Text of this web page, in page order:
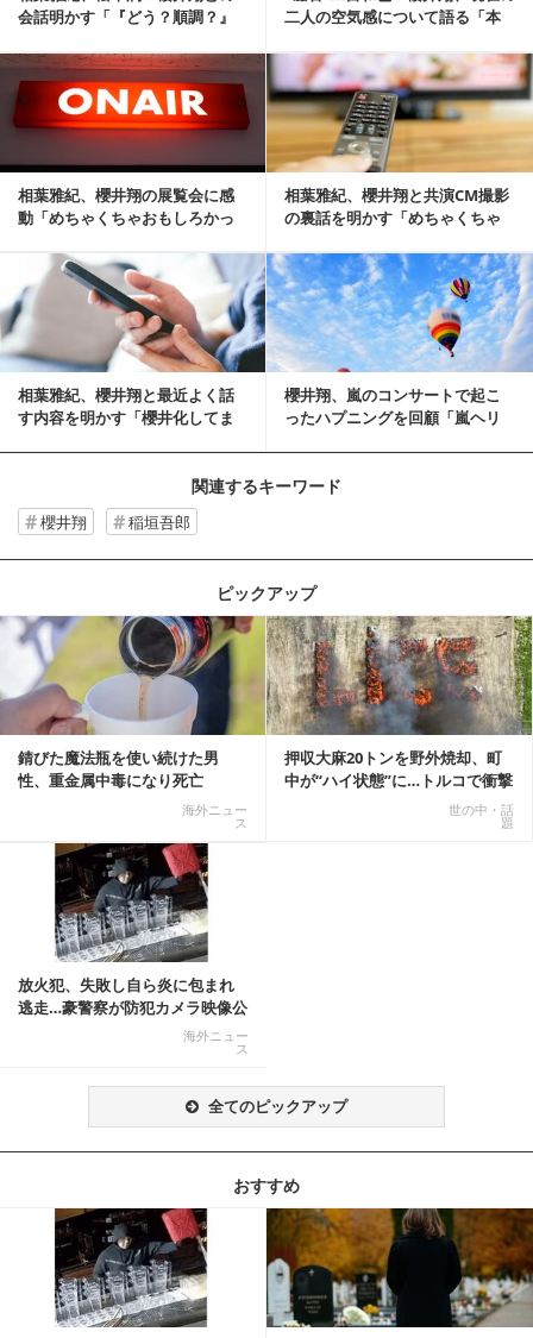
会話明かす「『どう？順調？』
二人の空気感について語る「本
相葉雅紀、櫻井翔の展覧会に感
動「めちゃくちゃおもしろかっ
相葉雅紀、櫻井翔と共演CM撮影
の裏話を明かす「めちゃくちゃ
記事を読む
相葉雅紀、櫻井翔と最近よく話
す内容を明かす「櫻井化してま
櫻井翔、嵐のコンサートで起こ
ったハプニングを回顧「嵐ヘリ
記事を読む
関連するキーワード
櫻井翔 稲垣吾郎
ピックアップ
錆びた魔法瓶を使い続けた男
性、重金属中毒になり死亡
海外ニュー
ス
押収大麻20トンを野外焼却、町
中が“ハイ状態”に…トルコで衝撃
世の中・話
題
記事を読む
放火犯、失敗し自ら炎に包まれ
逃走…豪警察が防犯カメラ映像公
海外ニュー
ス
全てのピックアップ
おすすめ
記事を読む